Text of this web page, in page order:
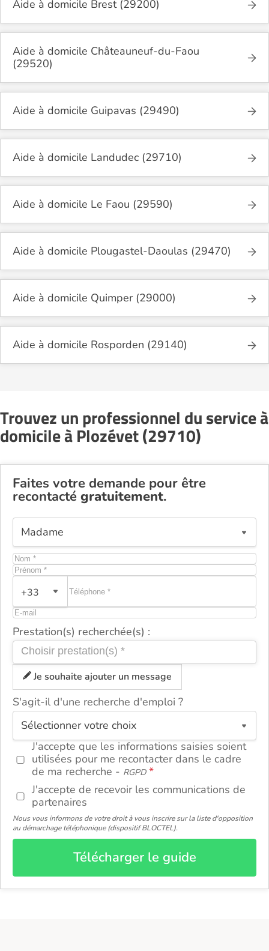
Aide à domicile Brest (29200)
Aide à domicile Châteauneuf-du-Faou
(29520)
Aide à domicile Guipavas (29490)
Aide à domicile Landudec (29710)
Aide à domicile Le Faou (29590)
Aide à domicile Plougastel-Daoulas (29470)
Aide à domicile Quimper (29000)
Aide à domicile Rosporden (29140)
Trouvez un professionnel du service à
domicile à Plozévet (29710)
Faites votre demande pour être
recontacté gratuitement.
+33
Prestation(s) recherchée(s) :
Je souhaite ajouter un message
S'agit-il d'une recherche d'emploi ?
J'accepte que les informations saisies soient
utilisées pour me recontacter dans le cadre
de ma recherche - RGPD
J'accepte de recevoir les communications de
partenaires
Nous vous informons de votre droit à vous inscrire sur la liste d'opposition
au démarchage téléphonique (dispositif BLOCTEL).
Télécharger le guide
ou